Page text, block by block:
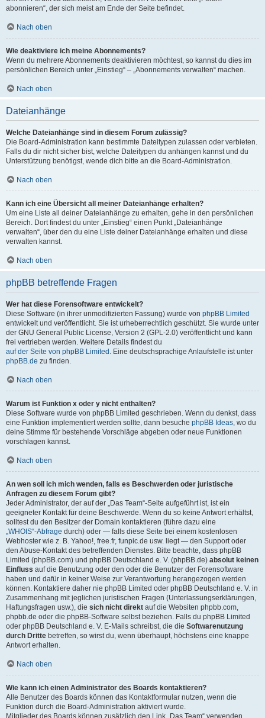
abonnieren“, der sich meist am Ende der Seite befindet.
Nach oben
Wie deaktiviere ich meine Abonnements?
Wenn du mehrere Abonnements deaktivieren möchtest, so kannst du dies im
persönlichen Bereich unter „Einstieg“ – „Abonnements verwalten“ machen.
Nach oben
Dateianhänge
Welche Dateianhänge sind in diesem Forum zulässig?
Die Board-Administration kann bestimmte Dateitypen zulassen oder verbieten.
Falls du dir nicht sicher bist, welche Dateitypen du anhängen kannst und du
Unterstützung benötigst, wende dich bitte an die Board-Administration.
Nach oben
Kann ich eine Übersicht all meiner Dateianhänge erhalten?
Um eine Liste all deiner Dateianhänge zu erhalten, gehe in den persönlichen
Bereich. Dort findest du unter „Einstieg“ einen Punkt „Dateianhänge
verwalten“, über den du eine Liste deiner Dateianhänge erhalten und diese
verwalten kannst.
Nach oben
phpBB betreffende Fragen
Wer hat diese Forensoftware entwickelt?
Diese Software (in ihrer unmodifizierten Fassung) wurde von phpBB Limited
entwickelt und veröffentlicht. Sie ist urheberrechtlich geschützt. Sie wurde unter
der GNU General Public License, Version 2 (GPL-2.0) veröffentlicht und kann
frei vertrieben werden. Weitere Details findest du
auf der Seite von phpBB Limited . Eine deutschsprachige Anlaufstelle ist unter
phpBB.de zu finden.
Nach oben
Warum ist Funktion x oder y nicht enthalten?
Diese Software wurde von phpBB Limited geschrieben. Wenn du denkst, dass
eine Funktion implementiert werden sollte, dann besuche phpBB Ideas, wo du
deine Stimme für bestehende Vorschläge abgeben oder neue Funktionen
vorschlagen kannst.
Nach oben
An wen soll ich mich wenden, falls es Beschwerden oder juristische
Anfragen zu diesem Forum gibt?
Jeder Administrator, der auf der „Das Team“-Seite aufgeführt ist, ist ein
geeigneter Kontakt für deine Beschwerde. Wenn du so keine Antwort erhältst,
solltest du den Besitzer der Domain kontaktieren (führe dazu eine
„WHOIS“-Abfrage durch) oder — falls diese Seite bei einem kostenlosen
Webhoster wie z. B. Yahoo!, free.fr, funpic.de usw. liegt — den Support oder
den Abuse-Kontakt des betreffenden Dienstes. Bitte beachte, dass phpBB
Limited (phpBB.com) und phpBB Deutschland e. V. (phpBB.de) absolut keinen
Einfluss auf die Benutzung oder den oder die Benutzer der Forensoftware
haben und dafür in keiner Weise zur Verantwortung herangezogen werden
können. Kontaktiere daher nie phpBB Limited oder phpBB Deutschland e. V. in
Zusammenhang mit jeglichen juristischen Fragen (Unterlassungserklärungen,
Haftungsfragen usw.), die sich nicht direkt auf die Websiten phpbb.com,
phpbb.de oder die phpBB-Software selbst beziehen. Falls du phpBB Limited
oder phpBB Deutschland e. V. E-Mails schreibst, die die Softwarenutzung
durch Dritte betreffen, so wirst du, wenn überhaupt, höchstens eine knappe
Antwort erhalten.
Nach oben
Wie kann ich einen Administrator des Boards kontaktieren?
Alle Benutzer des Boards können das Kontaktformular nutzen, wenn die
Funktion durch die Board-Administration aktiviert wurde.
Mitglieder des Boards können zusätzlich den Link „Das Team“ verwenden.